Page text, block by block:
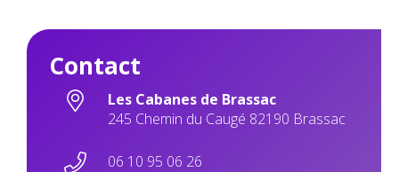
Contact
Les Cabanes de Brassac
245 Chemin du Caugé 82190 Brassac
06 10 95 06 26